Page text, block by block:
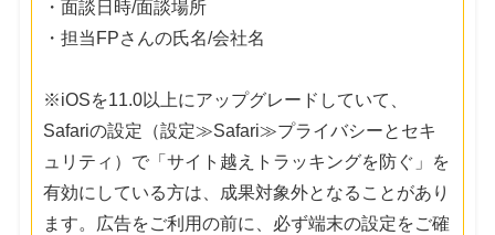
・面談日時/面談場所
・担当FPさんの氏名/会社名
※iOSを11.0以上にアップグレードしていて、
Safariの設定（設定≫Safari≫プライバシーとセキ
ュリティ）で「サイト越えトラッキングを防ぐ」を
有効にしている方は、成果対象外となることがあり
ます。広告をご利用の前に、必ず端末の設定をご確